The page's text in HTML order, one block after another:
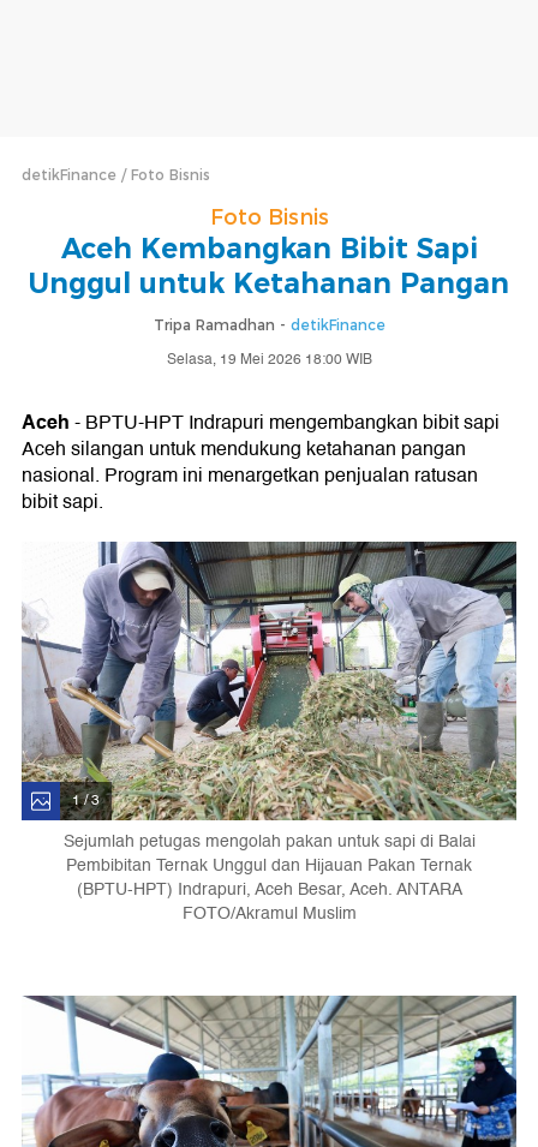
detikFinance Foto Bisnis
Foto Bisnis
Aceh Kembangkan Bibit Sapi
Unggul untuk Ketahanan Pangan
Tripa Ramadhan - detikFinance
Selasa, 19 Mei 2026 18:00 WIB
Aceh- BPTU-HPT Indrapuri mengembangkan bibit sapi
Aceh silangan untuk mendukung ketahanan pangan
nasional. Program ini menargetkan penjualan ratusan
bibit sapi.
1 / 3
Sejumlah petugas mengolah pakan untuk sapi di Balai
Pembibitan Ternak Unggul dan Hijauan Pakan Ternak
(BPTU-HPT) Indrapuri, Aceh Besar, Aceh. ANTARA
FOTO/Akramul Muslim